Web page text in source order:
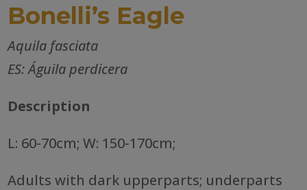
Bonelli’s Eagle
Aquila fasciata
ES: Águila perdicera
Description
L: 60-70cm; W: 150-170cm;
Adults with dark upperparts; underparts